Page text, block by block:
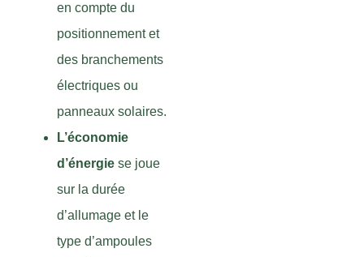
en compte du
positionnement et
des branchements
électriques ou
panneaux solaires.
L’économie
d’énergie se joue
sur la durée
d’allumage et le
type d’ampoules